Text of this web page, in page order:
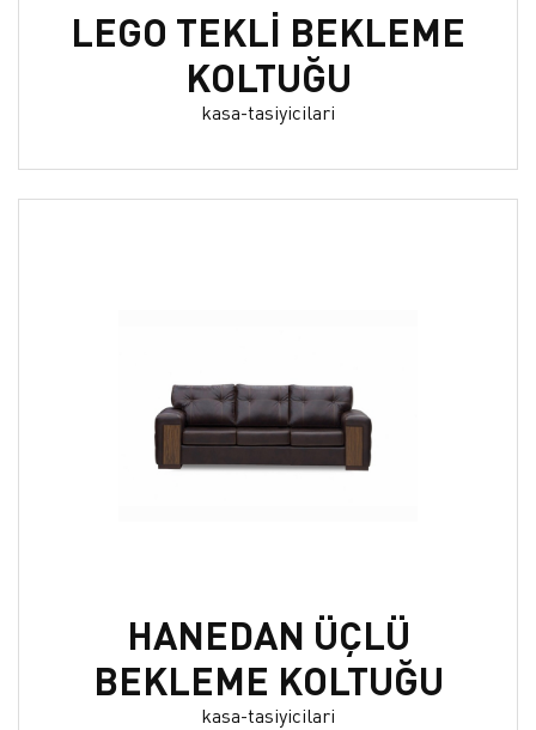
LEGO TEKLİ BEKLEME
KOLTUĞU
kasa-tasiyicilari
HANEDAN ÜÇLÜ
BEKLEME KOLTUĞU
kasa-tasiyicilari